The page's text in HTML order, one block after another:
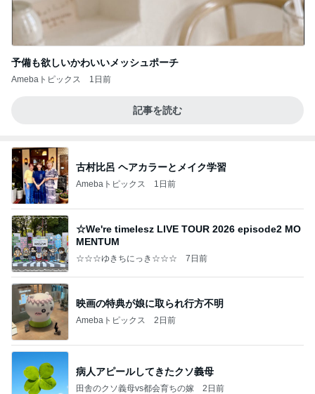
予備も欲しいかわいいメッシュポーチ
Amebaトピックス 1日前
記事を読む
古村比呂 ヘアカラーとメイク学習
Amebaトピックス 1日前
☆We're timelesz LIVE TOUR 2026 episode2 MO
MENTUM
☆☆☆ゆきちにっき☆☆☆ 7日前
映画の特典が娘に取られ行方不明
Amebaトピックス 2日前
病人アピールしてきたクソ義母
田舎のクソ義母vs都会育ちの嫁 2日前